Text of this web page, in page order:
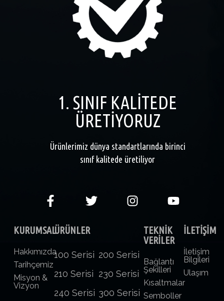
1. SINIF KALİTEDE
ÜRETİYORUZ
Ürünlerimiz dünya standartlarında birinci
sınıf kalitede üretiliyor
KURUMSAL
Hakkımızda
Tarihçemiz
Misyon &
Vizyon
ÜRÜNLER
100 Serisi 200 Serisi
210 Serisi 230 Serisi
240 Serisi 300 Serisi
TEKNİK
VERİLER
Bağlantı
Şekilleri
Kısaltmalar
Semboller
İLETİŞİM
İletişim
Bilgileri
Ulaşım